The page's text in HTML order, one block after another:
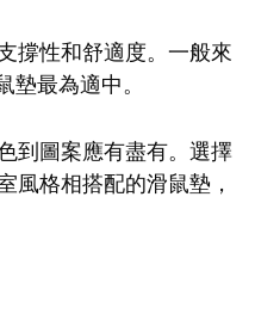
撐性和舒適度。一般來
墊最為適中。
到圖案應有盡有。選擇
風格相搭配的滑鼠墊，